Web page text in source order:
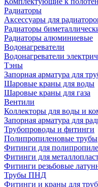
Радиаторы
Аксессуары для
Радиаторы
Радиаторы алюминиевые
Водонагреватели
Водонагреватели
Тэны
Запорная арматура для
Шаровые краны для воды
Шаровые краны для газа
Вентили
Коллекторы для воды и
Запорная арматура для
Трубопроводы и фитинги
Полипропиленовые трубы
Фитинги для
Фитинги для
Фитинги резьбовые
Трубы ПНД
Фитинги и краны для